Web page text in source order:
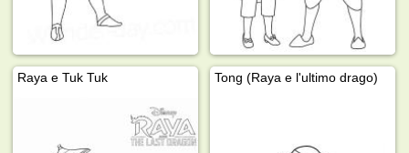
Raya e Tuk Tuk Tong (Raya e l'ultimo drago)